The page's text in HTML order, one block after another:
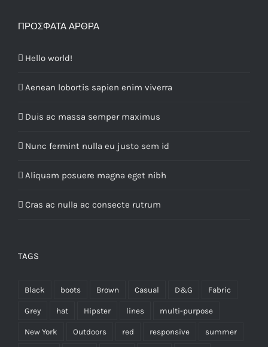
ΠΡΌΣΦΑΤΑ ΆΡΘΡΑ
Hello world!
Aenean lobortis sapien enim viverra
Duis ac massa semper maximus
Nunc fermint nulla eu justo sem id
Aliquam posuere magna eget nibh
Cras ac nulla ac consecte rutrum
TAGS
Black boots Brown Casual D&G Fabric
Grey hat Hipster lines multi-purpose
New York Outdoors red responsive summer